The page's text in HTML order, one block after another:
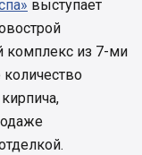
выступает
комплекс из 7-ми